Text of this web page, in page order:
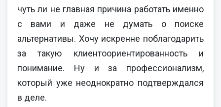
чуть ли не главная причина работать именно
с вами и даже не думать о поиске
альтернативы. Хочу искренне поблагодарить
за такую клиентоориентированность и
понимание. Ну и за профессионализм,
который уже неоднократно подтверждался
в деле.